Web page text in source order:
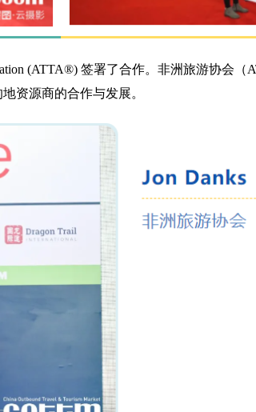
(ATTA®) 签署了合作。非洲旅游协会（
资源商的合作与发展。